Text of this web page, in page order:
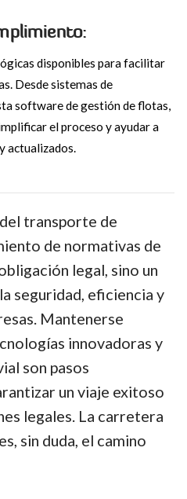
disponibles para facilitar
Desde sistemas de
software de gestión de flotas,
el proceso y ayudar a
actualizados.
transporte de
de normativas de
legal, sino un
seguridad, eficiencia y
Mantenerse
innovadoras y
son pasos
un viaje exitoso
legales. La carretera
sin duda, el camino